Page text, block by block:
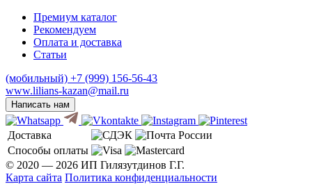
Премиум каталог
Рекомендуем
Оплата и доставка
Статьи
(мобильный) +7 (999) 156-56-43
www.lilians-kazan@mail.ru
Написать нам
Доставка
Способы оплаты
© 2020 — 2026 ИП Гилязутдинов Г.Г.
Карта сайта Политика конфиденциальности